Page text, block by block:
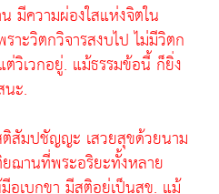
ความผ่องใสแห่งจิตใน
าะวิตกวิจารสงบไป ไม่มีวิตก
วิเวกอยู่. แม้ธรรมข้อนี้ ก็ยิ่ง
ะ.
สัมปชัญญะ เสวยสุขด้วยนาม
ฌานที่พระอริยะทั้งหลาย